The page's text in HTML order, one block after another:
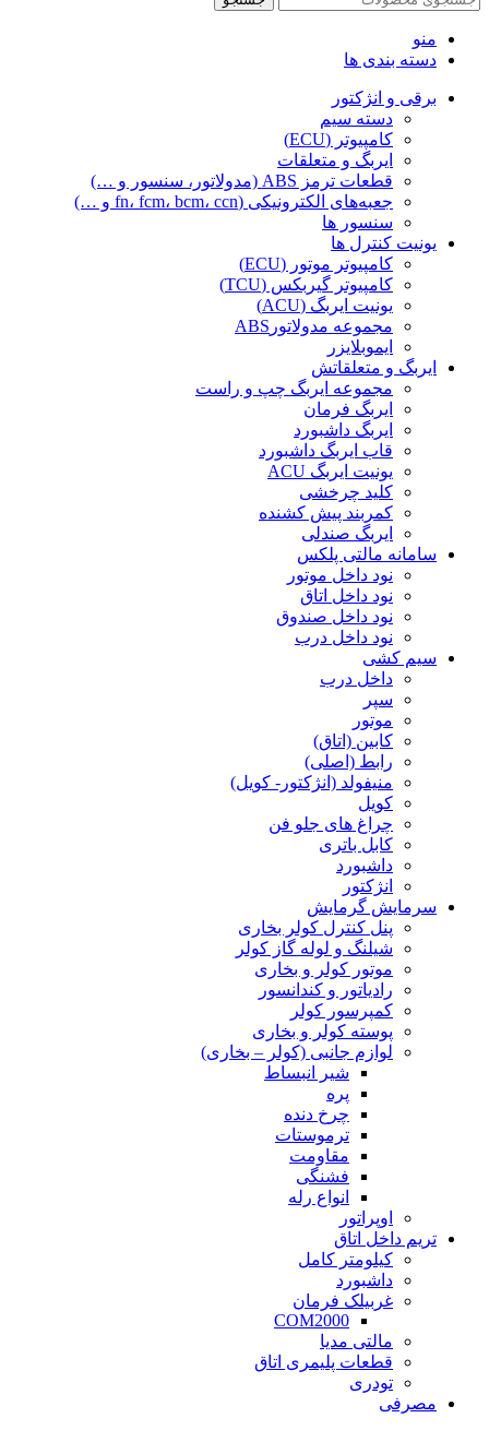
منو
دسته بندی ها
برقی و انژکتور
دسته سیم
کامپیوتر (ECU)
ایربگ و متعلقات
قطعات ترمز ABS (مدولاتور، سنسور و …)
جعبه‌های الکترونیکی (fn، fcm، bcm، ccn و …)
سنسور ها
یونیت کنترل ها
کامپیوتر موتور (ECU)
کامپیوتر گیربکس (TCU)
یونیت ایربگ (ACU)
مجموعه مدولاتورABS
ایموبلایزر
ایربگ و متعلقاتش
مجموعه ایربگ چپ و راست
ایربگ فرمان
ایربگ داشبورد
قاب ایربگ داشبورد
یونیت ایربگ ACU
کلید چرخشی
کمربند پیش کشنده
ایربگ صندلی
سامانه مالتی پلکس
نود داخل موتور
نود داخل اتاق
نود داخل صندوق
نود داخل درب
سیم کشی
داخل درب
سپر
موتور
کابین (اتاق)
رابط (اصلی)
منیفولد (انژکتور- کویل)
کویل
چراغ های جلو فن
کابل باتری
داشبورد
انژکتور
سرمایش گرمایش
پنل کنترل کولر بخاری
شیلنگ و لوله گاز کولر
موتور کولر و بخاری
رادیاتور و کندانسور
کمپرسور کولر
پوسته کولر و بخاری
لوازم جانبی (کولر – بخاری)
شیر انبساط
پره
چرخ دنده
ترموستات
مقاومت
فشنگی
انواع رله
اوپراتور
تریم داخل اتاق
کیلومتر کامل
داشبورد
غربیلک فرمان
COM2000
مالتی مدیا
قطعات پلیمری اتاق
تودری
مصرفی